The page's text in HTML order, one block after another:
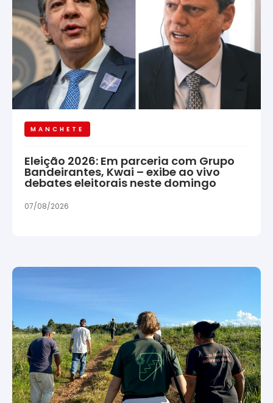
MANCHETE
Eleição 2026: Em parceria com Grupo
Bandeirantes, Kwai – exibe ao vivo
debates eleitorais neste domingo
07/08/2026